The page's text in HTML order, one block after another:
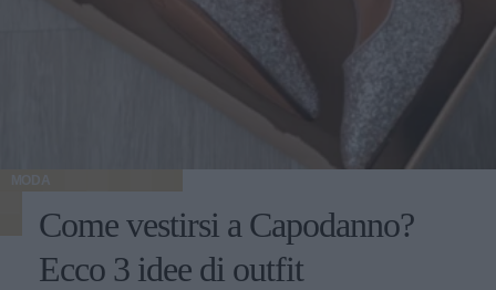
MODA
Come vestirsi a Capodanno?
Ecco 3 idee di outfit